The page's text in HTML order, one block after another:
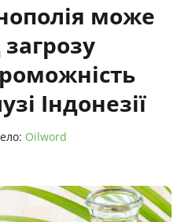
може
Індонезії
Oilword